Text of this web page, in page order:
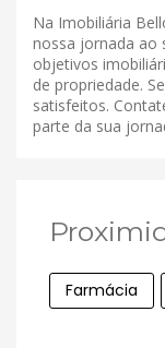
Na Imobiliária
nossa jornada ao
objetivos
de propriedade.
satisfeitos.
parte da sua
Farmácia